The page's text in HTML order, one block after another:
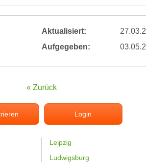
Aktualisiert:
Aufgegeben:
« Zurück
Login
Leipzig
Ludwigsburg